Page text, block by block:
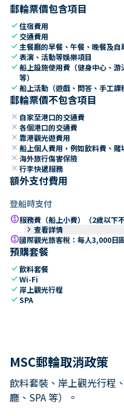
郵輪票價包含項目
check住宿費用
check 交通費用
check 主餐廳的早餐、午餐、晚餐及自
check表演、活動等娛樂項目
check船上設施使用費（健身中心、
等）
check船上活動（遊戲、問答、手工課
郵輪票價不包含項目
close 自家至港口的交通費
close 各個港口的交通費
close 靠港觀光遊費用
close 船上個人費用，例如飲料費、
close 海外旅行傷害保險
close 行李快遞服務
額外支付費用
登船時支付
paid服務費（船上小費）（2歲以下不
keyboard_arrow_right 查看詳情
paid國際觀光旅客稅：每人3,000日
預購套餐
check飲料套餐
checkWi-Fi
check 岸上觀光行程
checkSPA
MSC郵輪取消政策
飲料套裝、岸上觀光行程
廳、SPA 等）。